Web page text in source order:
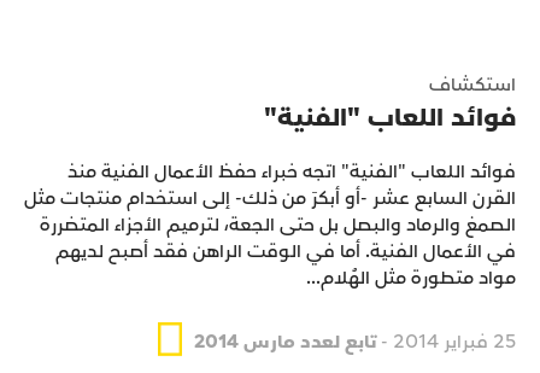
استكشاف
فوائد اللعاب "الفنية"
فوائد اللعاب "الفنية" اتجه خبراء حفظ الأعمال الفنية منذ
القرن السابع عشر -أو أبكرَ من ذلك- إلى استخدام منتجات مثل
الصمغ والرماد والبصل بل حتى الجعة، لترميم الأجزاء المتضررة
في الأعمال الفنية. أما في الوقت الراهن فقد أصبح لديهم
مواد متطورة مثل الهُلام...
25 فبراير 2014 -
تابع لعدد مارس 2014